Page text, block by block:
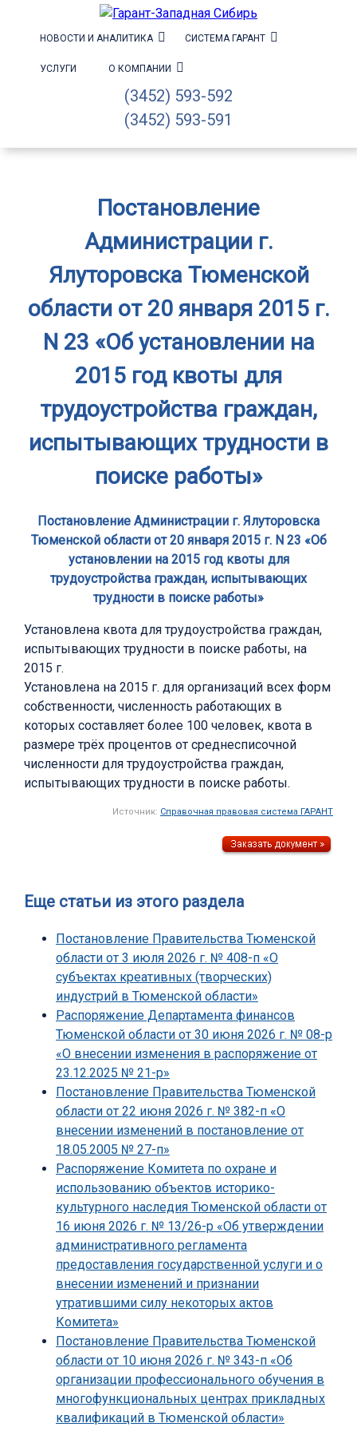
НОВОСТИ И АНАЛИТИКА СИСТЕМА ГАРАНТ
УСЛУГИ О КОМПАНИИ
(3452) 593-592
(3452) 593-591
Постановление
Администрации г.
Ялуторовска Тюменской
области от 20 января 2015 г.
N 23 «Об установлении на
2015 год квоты для
трудоустройства граждан,
испытывающих трудности в
поиске работы»
Постановление Администрации г. Ялуторовска
Тюменской области от 20 января 2015 г. N 23 «Об
установлении на 2015 год квоты для
трудоустройства граждан, испытывающих
трудности в поиске работы»
Установлена квота для трудоустройства граждан,
испытывающих трудности в поиске работы, на
2015 г.
Установлена на 2015 г. для организаций всех форм
собственности, численность работающих в
которых составляет более 100 человек, квота в
размере трёх процентов от среднесписочной
численности для трудоустройства граждан,
испытывающих трудности в поиске работы.
Источник: Справочная правовая система ГАРАНТ
Еще статьи из этого раздела
Постановление Правительства Тюменской
области от 3 июля 2026 г. № 408-п «О
субъектах креативных (творческих)
индустрий в Тюменской области»
Распоряжение Департамента финансов
Тюменской области от 30 июня 2026 г. № 08-р
«О внесении изменения в распоряжение от
23.12.2025 № 21-р»
Постановление Правительства Тюменской
области от 22 июня 2026 г. № 382-п «О
внесении изменений в постановление от
18.05.2005 № 27-п»
Распоряжение Комитета по охране и
использованию объектов историко-
культурного наследия Тюменской области от
16 июня 2026 г. № 13/26-р «Об утверждении
административного регламента
предоставления государственной услуги и о
внесении изменений и признании
утратившими силу некоторых актов
Комитета»
Постановление Правительства Тюменской
области от 10 июня 2026 г. № 343-п «Об
организации профессионального обучения в
многофункциональных центрах прикладных
квалификаций в Тюменской области»